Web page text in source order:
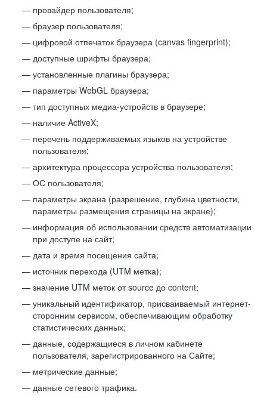
провайдер пользователя;
браузер пользователя;
цифровой отпечаток браузера (canvas fingerprint);
доступные шрифты браузера;
установленные плагины браузера;
параметры WebGL браузера;
тип доступных медиа-устройств в браузере;
наличие ActiveX;
перечень поддерживаемых языков на устройстве
пользователя;
архитектура процессора устройства пользователя;
ОС пользователя;
параметры экрана (разрешение, глубина цветности,
параметры размещения страницы на экране);
информация об использовании средств автоматизации
при доступе на сайт;
дата и время посещения сайта;
источник перехода (UTM метка);
значение UTM меток от source до content;
уникальный идентификатор, присваиваемый интернет-
сторонним сервисом, обеспечивающим обработку
статистических данных;
данные, содержащиеся в личном кабинете
пользователя, зарегистрированного на Сайте;
метрические данные;
данные сетевого трафика.